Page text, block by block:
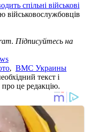
спільні військові
військовослужбовців
Підписуйтесь на
, ВМС Украины
текст і
це редакцію.